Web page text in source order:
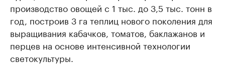
производство овощей с 1 тыс. до 3,5 тыс. тонн в
год, построив 3 га теплиц нового поколения для
выращивания кабачков, томатов, баклажанов и
перцев на основе интенсивной технологии
светокультуры.